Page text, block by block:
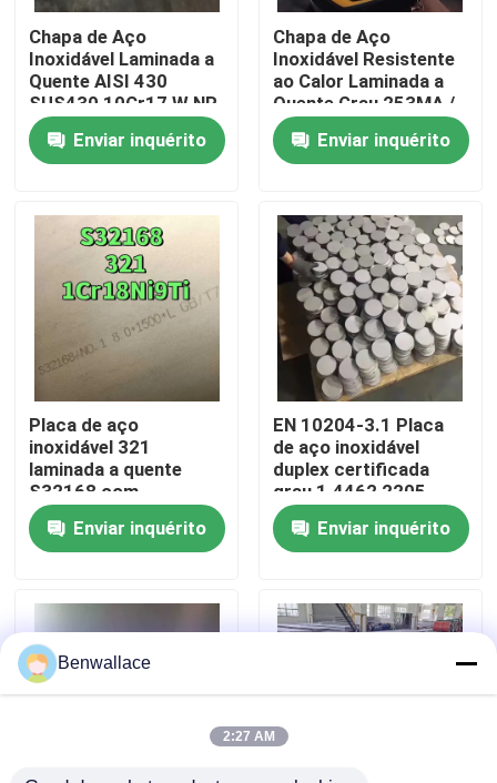
Para casa
Vídeos
Sobre nós
Visita à fábrica
Controle de qualidade
Notícias
Casos
Chapa de Aço
Inoxidável Laminada a
Quente AISI 430
SUS430 10Cr17 W.NR
1.4016 Superfície
NO.1 10*1500*6000
Enviar inquérito
Chapa de Aço
Inoxidável Resistente
ao Calor Laminada a
Quente Grau 253MA /
S30815 com
Superfície Decapada
Enviar inquérito
Placa de aço
inoxidável 321
laminada a quente
S32168 com
espessura de 3,0 -
80,0 mm e resistência
à corrosão
Enviar inquérito
EN 10204-3.1 Placa
de aço inoxidável
duplex certificada
grau 1.4462 2205
com técnica laminada
a quenteEnviar inquérito
Benwallace
2:27 AM